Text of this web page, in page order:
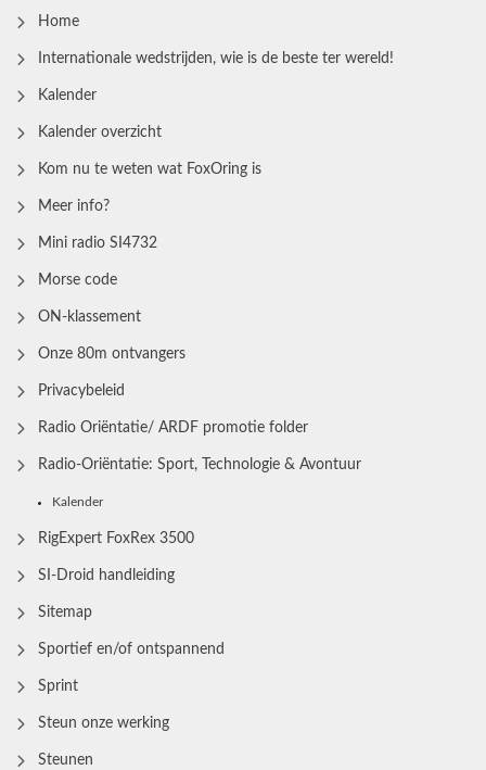
Home
Internationale wedstrijden, wie is de beste ter wereld!
Kalender
Kalender overzicht
Kom nu te weten wat FoxOring is
Meer info?
Mini radio SI4732
Morse code
ON-klassement
Onze 80m ontvangers
Privacybeleid
Radio Oriëntatie/ ARDF promotie folder
Radio‑Oriëntatie: Sport, Technologie & Avontuur
Kalender
RigExpert FoxRex 3500
SI-Droid handleiding
Sitemap
Sportief en/of ontspannend
Sprint
Steun onze werking
Steunen